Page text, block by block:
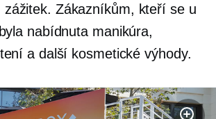
zážitek. Zákazníkům, kteří se u
nabídnuta manikúra,
a další kosmetické výhody.